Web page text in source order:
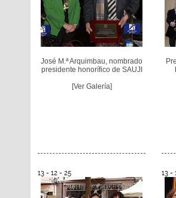
José M.ª Arquimbau, nombrado
presidente honorífico de SAUJI
[Ver Galería]
13 - 12 - 25 13 -